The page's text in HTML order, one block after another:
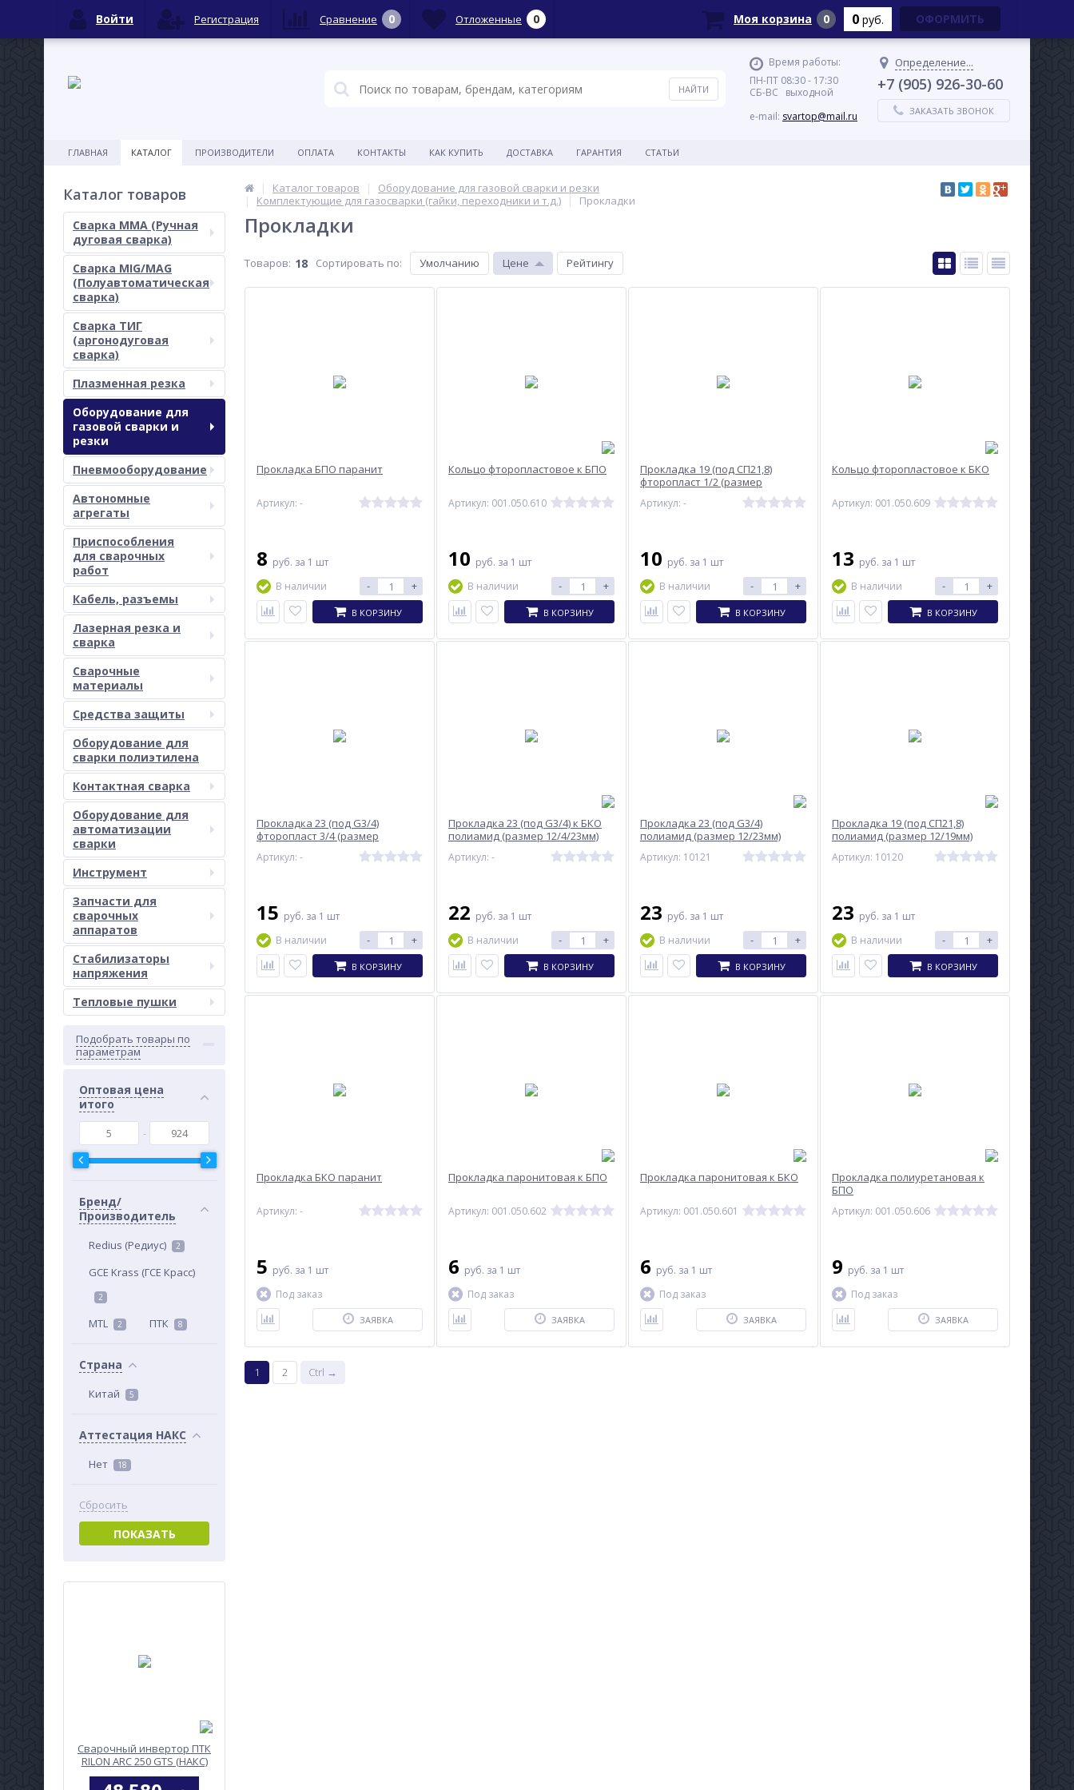
Время работы:
ПН-ПТ 08:30 - 17:30
СБ-ВС выходной
e-mail: svartop@mail.ru
Определение...
+7 (905) 926-30-60
ЗАКАЗАТЬ ЗВОНОК
ГЛАВНАЯ КАТАЛОГ ПРОИЗВОДИТЕЛИ ОПЛАТА КОНТАКТЫ КАК КУПИТЬ ДОСТАВКА ГАРАНТИЯ СТАТЬИ
Каталог товаров
Сварка MMA (Ручная
дуговая сварка)
Сварка MIG/MAG
(Полуавтоматическая
сварка)
Сварка ТИГ
(аргонодуговая
сварка)
Плазменная резка
Оборудование для
газовой сварки и
резки
Пневмооборудование
Автономные
агрегаты
Приспособления
для сварочных
работ
Кабель, разъемы
Лазерная резка и
сварка
Сварочные
материалы
Средства защиты
Оборудование для
сварки полиэтилена
Контактная сварка
Оборудование для
автоматизации
сварки
Инструмент
Запчасти для
сварочных
аппаратов
Стабилизаторы
напряжения
Тепловые пушки
Подобрать товары по
параметрам
Оптовая цена
итого
Бренд/
Производитель
Redius (Редиус) 2
GCE Krass (ГСЕ Красс)
2
MTL 2 ПТК 8
Страна
Китай 5
Аттестация НАКС
Нет 18
Сбросить
ПОКАЗАТЬ
Сварочный инвертор ПТК
RILON ARC 250 GTS (НАКС)
Каталог товаров
Оборудование для газовой сварки и резки
Комплектующие для газосварки (гайки, переходники и т.д.)
Прокладки
Прокладки
Товаров: 18 Сортировать по: Умолчанию Цене Рейтингу
Прокладка БПО паранит
Артикул: -
8 руб. за 1 шт
В наличии
- +
В КОРЗИНУ
Кольцо фторопластовое к БПО
Артикул: 001.050.610
10 руб. за 1 шт
В наличии
- +
В КОРЗИНУ
Прокладка 19 (под СП21,8)
фторопласт 1/2 (размер
Артикул: -
10 руб. за 1 шт
В наличии
- +
В КОРЗИНУ
Кольцо фторопластовое к БКО
Артикул: 001.050.609
13 руб. за 1 шт
В наличии
- +
В КОРЗИНУ
Прокладка 23 (под G3/4)
фторопласт 3/4 (размер
Артикул: -
15 руб. за 1 шт
В наличии
- +
В КОРЗИНУ
Прокладка 23 (под G3/4) к БКО
полиамид (размер 12/4/23мм)
Артикул: -
22 руб. за 1 шт
В наличии
- +
В КОРЗИНУ
Прокладка 23 (под G3/4)
полиамид (размер 12/23мм)
Артикул: 10121
23 руб. за 1 шт
В наличии
- +
В КОРЗИНУ
Прокладка 19 (под СП21,8)
полиамид (размер 12/19мм)
Артикул: 10120
23 руб. за 1 шт
В наличии
- +
В КОРЗИНУ
Прокладка БКО паранит
Артикул: -
5 руб. за 1 шт
Под заказ
ЗАЯВКА
Прокладка паронитовая к БПО
Артикул: 001.050.602
6 руб. за 1 шт
Под заказ
ЗАЯВКА
Прокладка паронитовая к БКО
Артикул: 001.050.601
6 руб. за 1 шт
Под заказ
ЗАЯВКА
Прокладка полиуретановая к
БПО
Артикул: 001.050.606
9 руб. за 1 шт
Под заказ
ЗАЯВКА
1 2 Ctrl →
Войти Регистрация Сравнение 0 Отложенные 0 Моя корзина 0 0 руб. ОФОРМИТЬ